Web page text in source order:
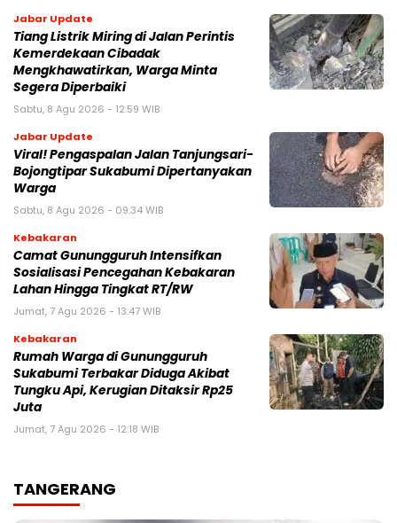
Jabar Update
Tiang Listrik Miring di Jalan Perintis
Kemerdekaan Cibadak
Mengkhawatirkan, Warga Minta
Segera Diperbaiki
Sabtu, 8 Agu 2026 - 12:59 WIB
Jabar Update
Viral! Pengaspalan Jalan Tanjungsari-
Bojongtipar Sukabumi Dipertanyakan
Warga
Sabtu, 8 Agu 2026 - 09:34 WIB
Kebakaran
‎‎Camat Gunungguruh Intensifkan
Sosialisasi Pencegahan Kebakaran
Lahan Hingga Tingkat RT/RW‎
Jumat, 7 Agu 2026 - 13:47 WIB
Kebakaran
‎Rumah Warga di Gunungguruh
Sukabumi Terbakar Diduga Akibat
Tungku Api, Kerugian Ditaksir Rp25
Juta
Jumat, 7 Agu 2026 - 12:18 WIB
TANGERANG